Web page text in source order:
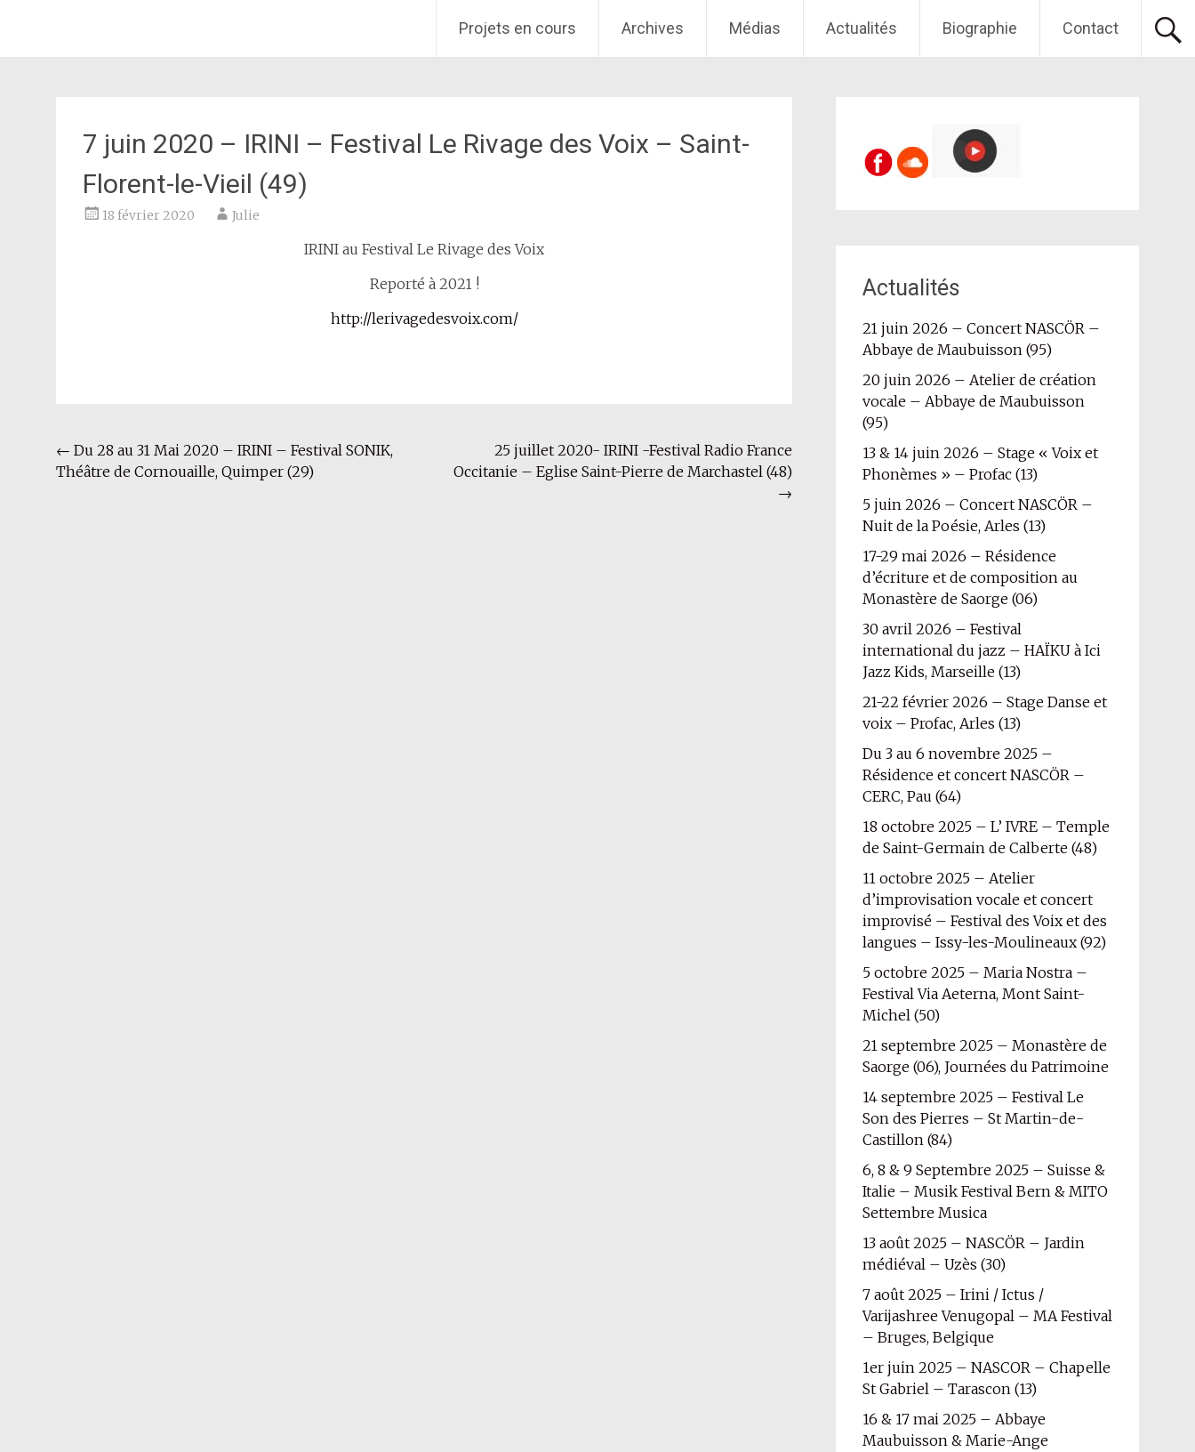
Projets en cours Archives Médias Actualités Biographie Contact
7 juin 2020 – IRINI – Festival Le Rivage des Voix – Saint-
Florent-le-Vieil (49)
18 février 2020 Julie
IRINI au Festival Le Rivage des Voix
Reporté à 2021 !
http://lerivagedesvoix.com/
Navigation
de
← Du 28 au 31 Mai 2020 – IRINI – Festival SONIK,
Théâtre de Cornouaille, Quimper (29)
25 juillet 2020- IRINI -Festival Radio France
Occitanie – Eglise Saint-Pierre de Marchastel (48)
→
Actualités
21 juin 2026 – Concert NASCÖR –
Abbaye de Maubuisson (95)
20 juin 2026 – Atelier de création
vocale – Abbaye de Maubuisson
(95)
13 & 14 juin 2026 – Stage « Voix et
Phonèmes » – Profac (13)
5 juin 2026 – Concert NASCÖR –
Nuit de la Poésie, Arles (13)
17-29 mai 2026 – Résidence
d’écriture et de composition au
Monastère de Saorge (06)
30 avril 2026 – Festival
international du jazz – HAÏKU à Ici
Jazz Kids, Marseille (13)
21-22 février 2026 – Stage Danse et
voix – Profac, Arles (13)
Du 3 au 6 novembre 2025 –
Résidence et concert NASCÖR –
CERC, Pau (64)
18 octobre 2025 – L’ IVRE – Temple
de Saint-Germain de Calberte (48)
11 octobre 2025 – Atelier
d’improvisation vocale et concert
improvisé – Festival des Voix et des
langues – Issy-les-Moulineaux (92)
5 octobre 2025 – Maria Nostra –
Festival Via Aeterna, Mont Saint-
Michel (50)
21 septembre 2025 – Monastère de
Saorge (06), Journées du Patrimoine
14 septembre 2025 – Festival Le
Son des Pierres – St Martin-de-
Castillon (84)
6, 8 & 9 Septembre 2025 – Suisse &
Italie – Musik Festival Bern & MITO
Settembre Musica
13 août 2025 – NASCÖR – Jardin
médiéval – Uzès (30)
7 août 2025 – Irini / Ictus /
Varijashree Venugopal – MA Festival
– Bruges, Belgique
1er juin 2025 – NASCOR – Chapelle
St Gabriel – Tarascon (13)
16 & 17 mai 2025 – Abbaye
Maubuisson & Marie-Ange